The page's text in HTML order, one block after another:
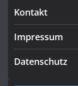
Kontakt
Impressum
Datenschutz